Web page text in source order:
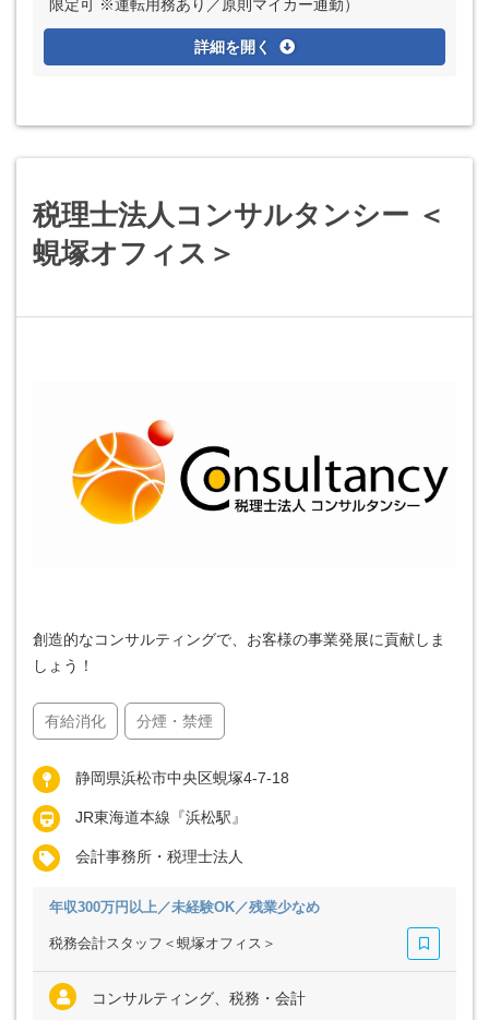
限定可 ※運転用務あり／原則マイカー通勤）
詳細を開く
税理士法人コンサルタンシー ＜
蜆塚オフィス＞
創造的なコンサルティングで、お客様の事業発展に貢献しま
しょう！
有給消化 分煙・禁煙
静岡県浜松市中央区蜆塚4-7-18
JR東海道本線『浜松駅』
会計事務所・税理士法人
年収300万円以上／未経験OK／残業少なめ
税務会計スタッフ＜蜆塚オフィス＞
コンサルティング、税務・会計